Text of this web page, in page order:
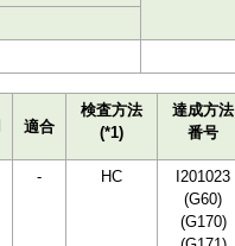
適合
検査方法
(*1)
達成方法
番号
- HC
I201023
(G60)
(G170)